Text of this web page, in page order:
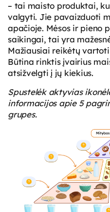
– tai maisto produktai,
valgyti. Jie pavaizduoti
apačioje. Mėsos ir pieno
saikingai, tai yra
Mažiausiai reikėtų
Būtina rinktis įvairius
atsižvelgti į jų kiekius.
Spustelėk aktyvias
informacijos apie 5
grupes.